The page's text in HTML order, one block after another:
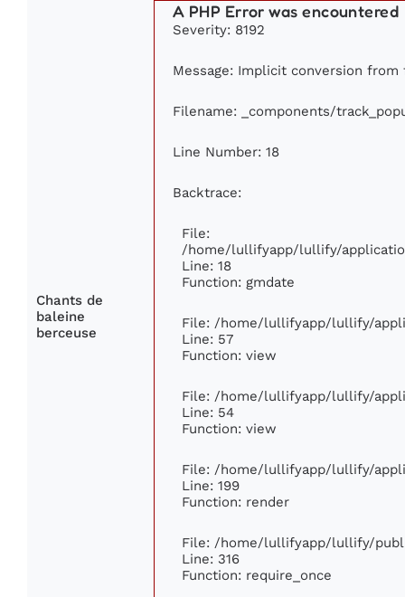
Chants de
baleine
berceuse
A PHP Error was encountered
Severity: 8192
Message: Implicit conversion
Filename: _components/
Line Number: 18
Backtrace:
File:
/home/lullifyapp/lullify/
Line: 18
Function: gmdate
File: /home/lullifyapp/lullify/
Line: 57
Function: view
File: /home/lullifyapp/lullify/
Line: 54
Function: view
File: /home/lullifyapp/lullify/
Line: 199
Function: render
File: /home/lullifyapp/lullify/
Line: 316
Function: require_once